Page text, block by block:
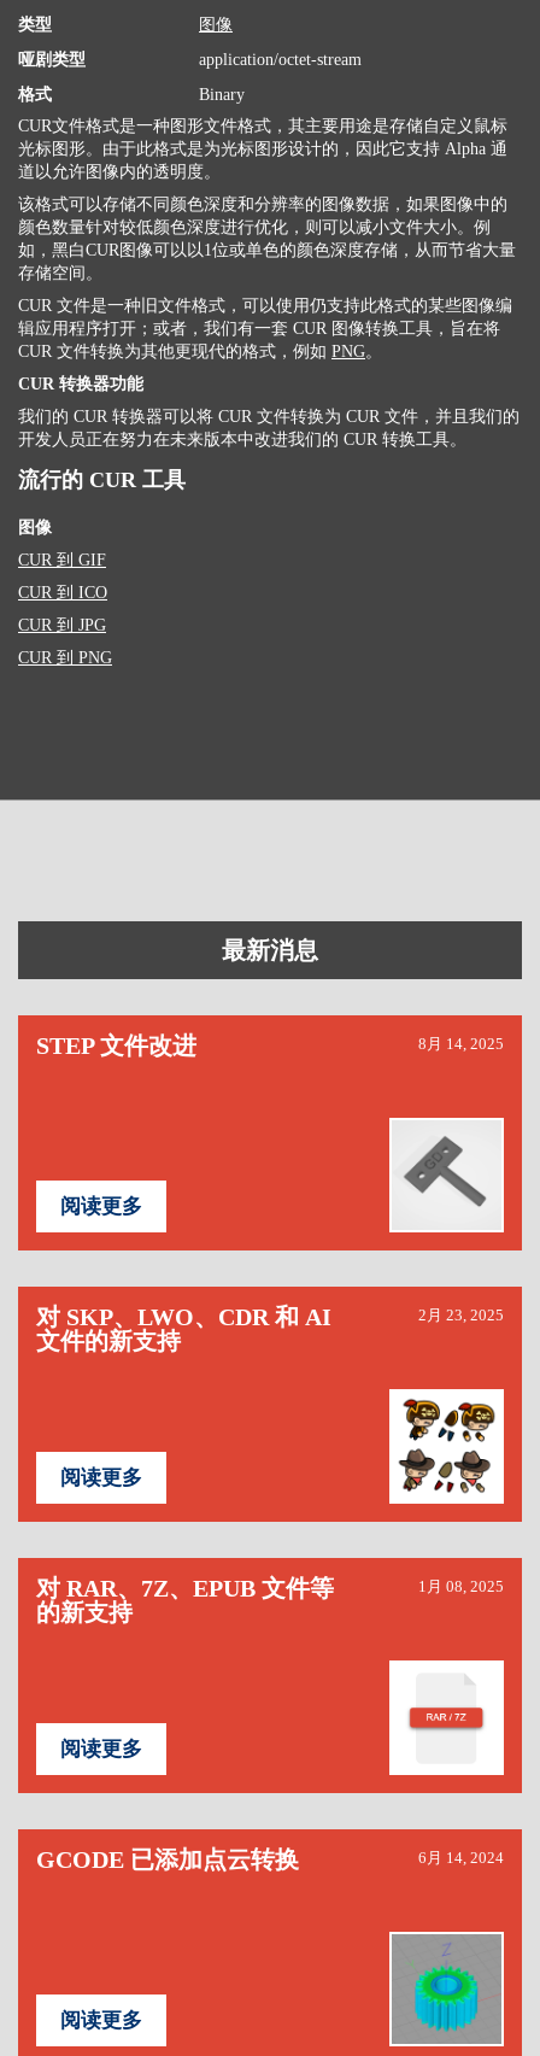
类型
图像
哑剧类型
application/octet-stream
格式
Binary
CUR文件格式是一种图形文件格式，其主要用途是存储自定义鼠标
光标图形。由于此格式是为光标图形设计的，因此它支持 Alpha 通
道以允许图像内的透明度。
该格式可以存储不同颜色深度和分辨率的图像数据，如果图像中的
颜色数量针对较低颜色深度进行优化，则可以减小文件大小。例
如，黑白CUR图像可以以1位或单色的颜色深度存储，从而节省大量
存储空间。
CUR 文件是一种旧文件格式，可以使用仍支持此格式的某些图像编
辑应用程序打开；或者，我们有一套 CUR 图像转换工具，旨在将
CUR 文件转换为其他更现代的格式，例如 PNG。
CUR 转换器功能
我们的 CUR 转换器可以将 CUR 文件转换为 CUR 文件，并且我们的
开发人员正在努力在未来版本中改进我们的 CUR 转换工具。
流行的 CUR 工具
图像
CUR 到 GIF
CUR 到 ICO
CUR 到 JPG
CUR 到 PNG
最新消息
STEP 文件改进 8月 14, 2025
阅读更多
对 SKP、LWO、CDR 和 AI
文件的新支持
2月 23, 2025
阅读更多
对 RAR、7Z、EPUB 文件等
的新支持
1月 08, 2025
阅读更多
GCODE 已添加点云转换 6月 14, 2024
阅读更多